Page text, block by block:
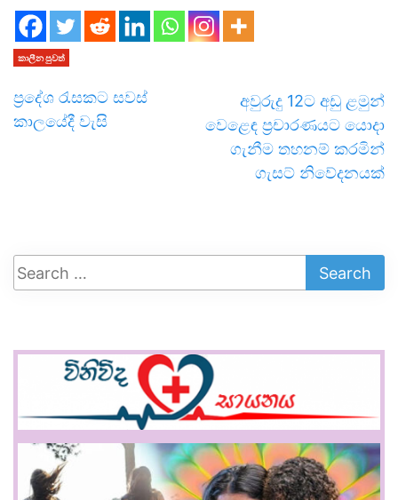
කාලීන පුවත්
ප්‍රදේශ රැසකට සවස්
කාලයේදී වැසි
අවුරුදු 12ට අඩු ළමුන්
වෙළෙඳ ප්‍රචාරණයට යොදා
ගැනීම තහනම් කරමින්
ගැසට් නිවේදනයක්